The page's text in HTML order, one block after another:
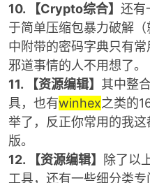
10. 【Crypto综合】 还有
于简单压缩包暴力破解
中附带的密码字典只有
邪道事情的人不用想了。
11. 【资源编辑】 其中整
具，也有winhex之类的
举了，反正你常用的我
版。
12. 【资源编辑】
除了以
工具，还有一些细分类专